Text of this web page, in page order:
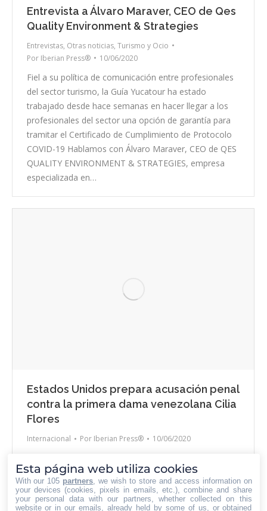
Entrevista a Álvaro Maraver, CEO de Qes
Quality Environment & Strategies
Entrevistas, Otras noticias, Turismo y Ocio
Por Iberian Press® 10/06/2020
Fiel a su política de comunicación entre profesionales
del sector turismo, la Guía Yucatour ha estado
trabajado desde hace semanas en hacer llegar a los
profesionales del sector una opción de garantía para
tramitar el Certificado de Cumplimiento de Protocolo
COVID-19 Hablamos con Álvaro Maraver, CEO de QES
QUALITY ENVIRONMENT & STRATEGIES, empresa
especializada en…
Estados Unidos prepara acusación penal
contra la primera dama venezolana Cilia
Flores
Internacional Por Iberian Press® 10/06/2020
del presidente de Venezuela quien es conocida como
primera combatiente, es decir lo que para otros países
viene a representar la primera dama. Cilia Flores es
Esta página web utiliza cookies
With our 105 partners , we wish to store and access information on
your devices (cookies, pixels in emails, etc.), combine and share
your personal data with our partners, whether collected on this
website or in our emails, already held by some of us, or obtained